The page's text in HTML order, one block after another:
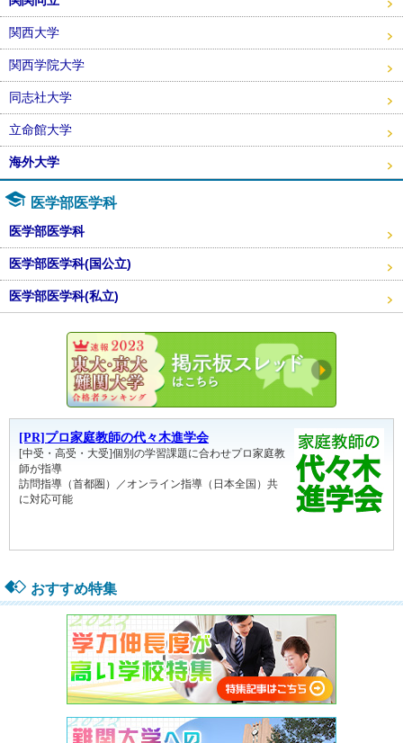
関西大学
関西学院大学
同志社大学
立命館大学
海外大学
医学部医学科
医学部医学科
医学部医学科(国公立)
医学部医学科(私立)
おすすめ特集